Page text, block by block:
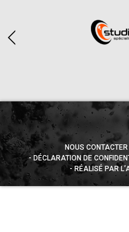
NOUS CONTACTER
DÉCLARATION DE
RÉALISÉ PAR